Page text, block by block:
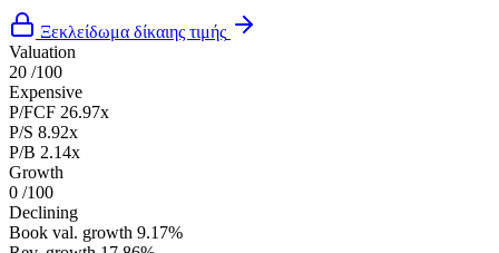
Ξεκλείδωμα δίκαιης τιμής
Valuation
20 /100
Expensive
P/FCF 26.97x
P/S 8.92x
P/B 2.14x
Growth
0 /100
Declining
Book val. growth 9.17%